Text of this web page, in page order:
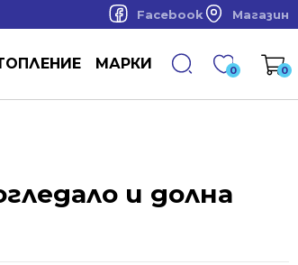
Facebook Магазин
МАРКИ 0 0
и долна